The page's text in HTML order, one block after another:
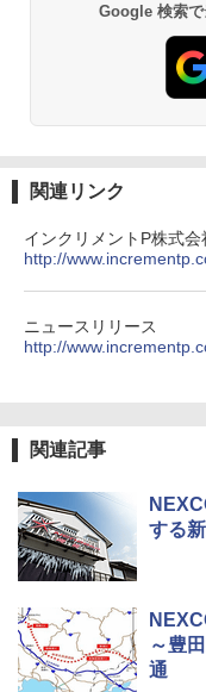
秒
付
関
防
コ
￥
保
￥
Google 検索で
関連リンク
インクリメントP株式会
http://
ニュースリリース
http://
関連記事
する
～豊
通